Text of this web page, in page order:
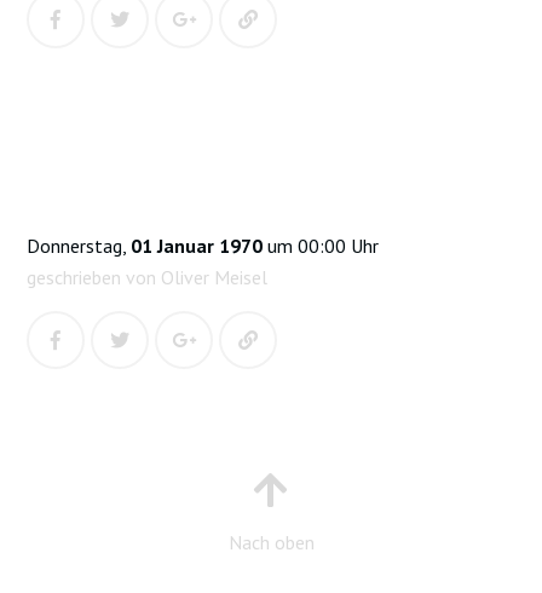
Donnerstag, 01 Januar 1970 um 00:00 Uhr
geschrieben von Oliver Meisel
Nach oben